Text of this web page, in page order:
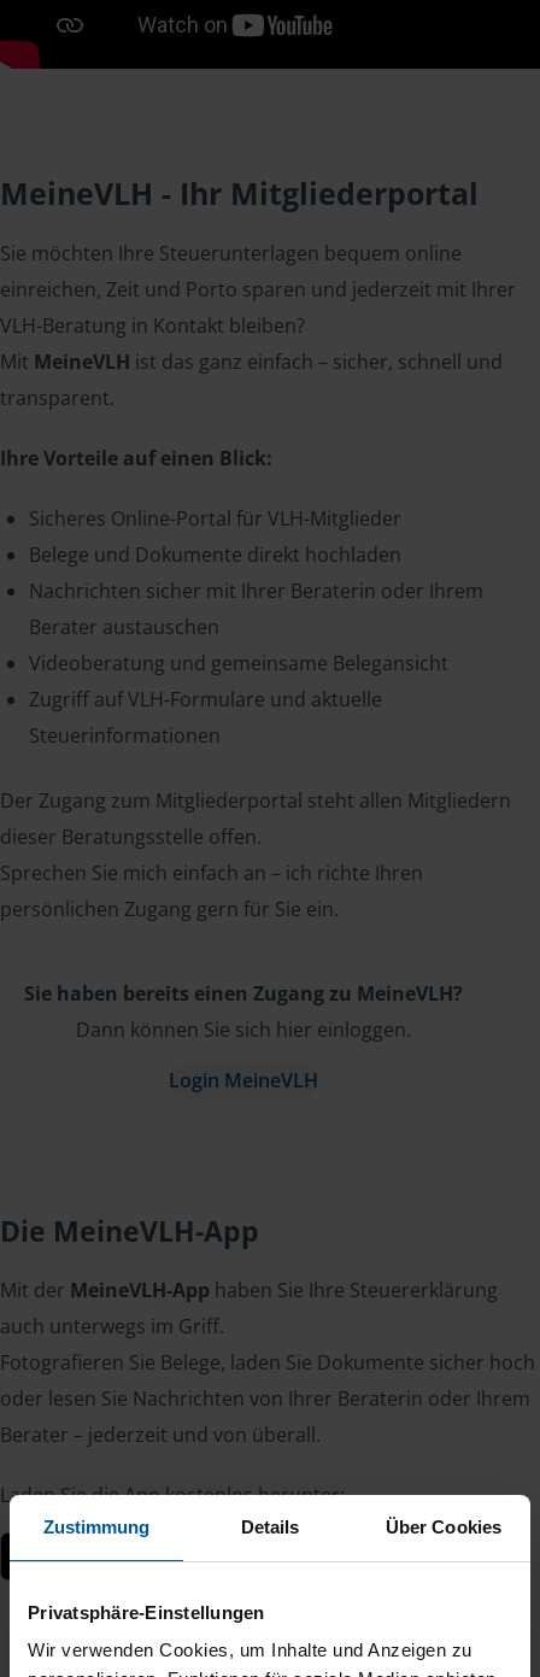
Zustimmung Details Über Cookies
Privatsphäre-Einstellungen
Wir verwenden Cookies, um Inhalte und Anzeigen zu
MeineVLH - Ihr Mitgliederportal
Sie möchten Ihre Steuerunterlagen bequem online
einreichen, Zeit und Porto sparen und jederzeit mit Ihrer
VLH-Beratung in Kontakt bleiben?
Mit MeineVLH ist das ganz einfach – sicher, schnell und
transparent.
Ihre Vorteile auf einen Blick:
Sicheres Online-Portal für VLH-Mitglieder
Belege und Dokumente direkt hochladen
Nachrichten sicher mit Ihrer Beraterin oder Ihrem
Berater austauschen
Videoberatung und gemeinsame Belegansicht
Zugriff auf VLH-Formulare und aktuelle
Steuerinformationen
Der Zugang zum Mitgliederportal steht allen Mitgliedern
dieser Beratungsstelle offen.
Sprechen Sie mich einfach an – ich richte Ihren
persönlichen Zugang gern für Sie ein.
Sie haben bereits einen Zugang zu MeineVLH?
Dann können Sie sich hier einloggen.
Login MeineVLH
Die MeineVLH-App
Mit der MeineVLH-App haben Sie Ihre Steuererklärung
auch unterwegs im Griff.
Fotografieren Sie Belege, laden Sie Dokumente sicher hoch
oder lesen Sie Nachrichten von Ihrer Beraterin oder Ihrem
Berater – jederzeit und von überall.
Laden Sie die App kostenlos herunter: